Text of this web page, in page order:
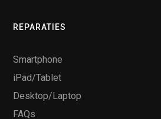
REPARATIES
Smartphone
iPad/Tablet
Desktop/Laptop
FAQs